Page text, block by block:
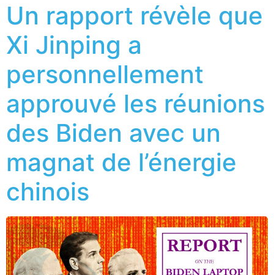
Un rapport révèle que
Xi Jinping a
personnellement
approuvé les réunions
des Biden avec un
magnat de l’énergie
chinois